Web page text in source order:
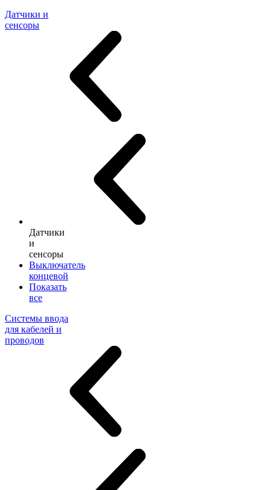
Датчики и
сенсоры
Датчики
и
сенсоры
Выключатель
концевой
Показать
все
Системы ввода
для кабелей и
проводов